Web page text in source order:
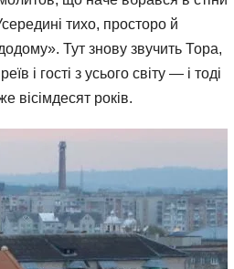
тихо, просторо й
Тут знову звучить Тора,
і гості з усього світу — і тоді
вісімдесят років.